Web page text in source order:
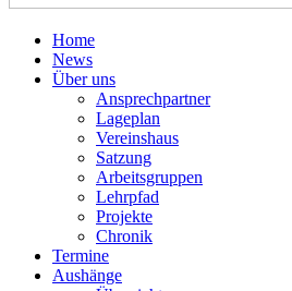
Home
News
Über uns
Ansprechpartner
Lageplan
Vereinshaus
Satzung
Arbeitsgruppen
Lehrpfad
Projekte
Chronik
Termine
Aushänge